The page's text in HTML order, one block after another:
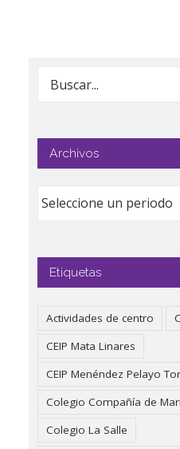
Buscar:
Archivos
Etiquetas
Actividades de centro
CEIP Mata Linares
CEIP Menéndez Pelayo
Colegio Compañía de
Colegio La Salle